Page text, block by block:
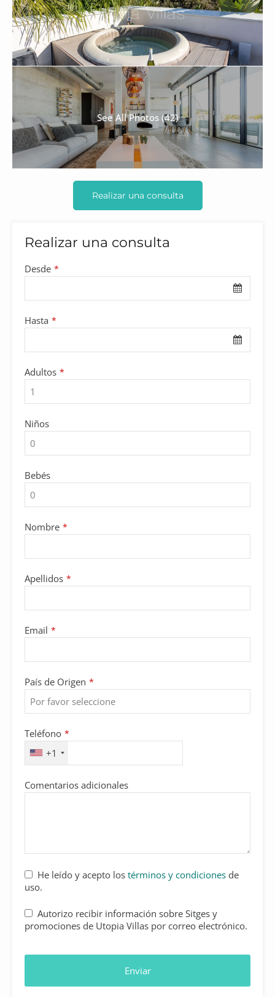
See All Photos (42)
Realizar una consulta
Realizar una consulta
Desde *
Hasta *
Adultos *
Niños
Bebés
Nombre *
Apellidos *
Email *
País de Origen *
Teléfono *
+1
Email
Address *
Comentarios adicionales
He leído y acepto los términos y condiciones de
uso.
Autorizo recibir información sobre Sitges y
promociones de Utopia Villas por correo electrónico.
Enviar